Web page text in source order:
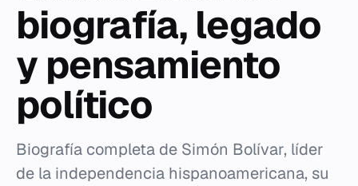
biografía, legado
y pensamiento
político
Biografía completa de Simón Bolívar, líder
de la independencia hispanoamericana, su